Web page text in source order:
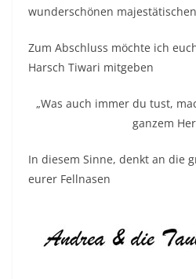
wunderschönen
Zum Abschluss möchte ich
Harsch Tiwari mitgeben
„Was auch immer du tust,
ganzem
In diesem Sinne, denkt an die
eurer Fellnasen